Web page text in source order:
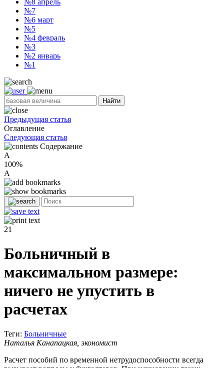
№8 апрель
№7
№6 март
№5
№4 февраль
№3
№2 январь
№1
Найти
Предыдущая статья
Оглавление
Следующая статья
Содержание
A
100%
A
21
Больничный в
максимальном размере:
ничего не упустить в
расчетах
Теги: Больничные
Наталья Канапацкая, экономист
Расчет пособий по временной нетрудоспособности всегда